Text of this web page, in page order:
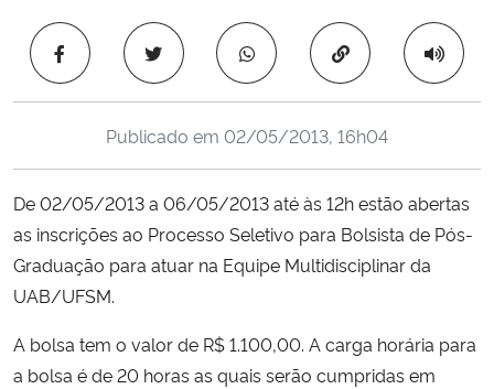
Ministério da Cidadania
Ministério da Saúde
Ministério de Minas e Energia
Ministério da Ciência, Tecnologia, Inovações e Comunicações
Ministério do Meio Ambiente
Ministério do Desenvolvimento Regional
Copiar para área
Publicado em 02/05/2013, 16h04
De 02/05/2013 a 06/05/2013 até às 12h estão abertas
as inscrições ao Processo Seletivo para Bolsista de Pós-
Graduação para atuar na Equipe Multidisciplinar da
UAB/UFSM.
A bolsa tem o valor de R$ 1.100,00. A carga horária para
a bolsa é de 20 horas as quais serão cumpridas em